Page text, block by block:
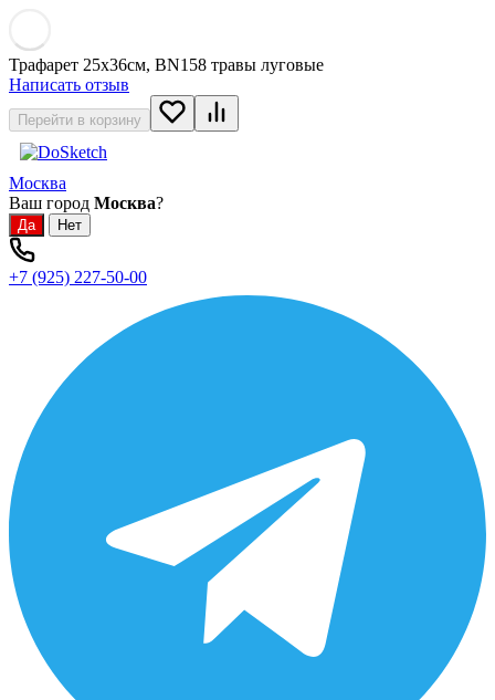
Трафарет 25х36см, BN158 травы луговые
Написать отзыв
Перейти в корзину
Москва
Ваш город Москва?
+7 (925) 227-50-00